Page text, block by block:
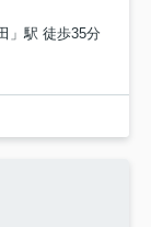
」駅 徒歩35分